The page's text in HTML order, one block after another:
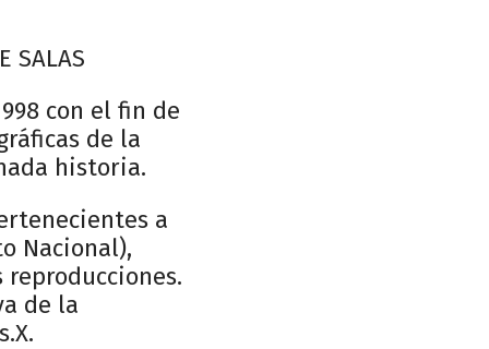
SALAS
con el fin de
de la
historia.
a
Nacional),
de la